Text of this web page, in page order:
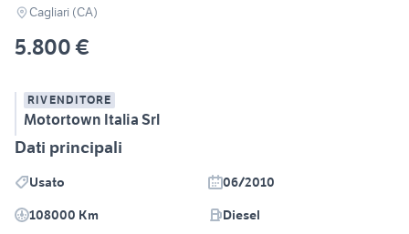
Cagliari (CA)
5.800 €
RIVENDITORE
Motortown Italia Srl
Dati principali
Usato
06/2010
108000 Km
Diesel